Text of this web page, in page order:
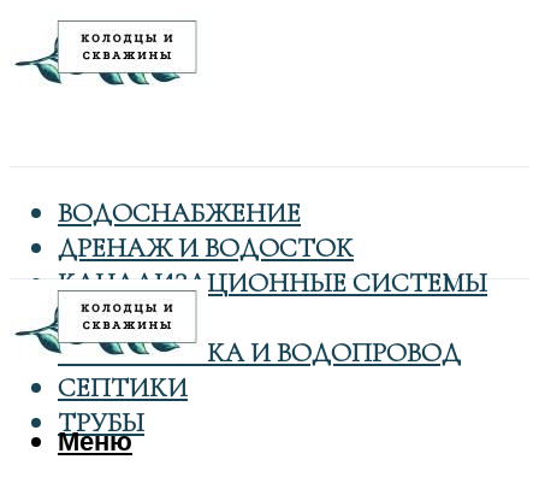
ВОДОСНАБЖЕНИЕ
ДРЕНАЖ И ВОДОСТОК
КАНАЛИЗАЦИОННЫЕ СИСТЕМЫ
КОЛОДЦЫ
САНТЕХНИКА И ВОДОПРОВОД
СЕПТИКИ
ТРУБЫ
Меню